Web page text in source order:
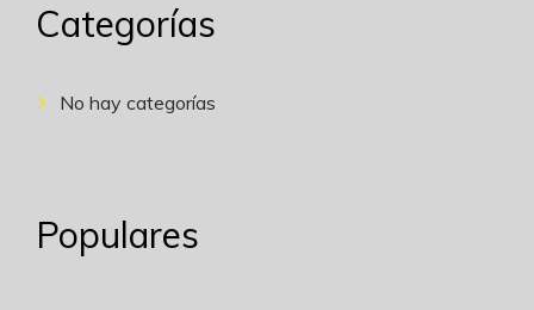
Categorías
No hay categorías
Populares